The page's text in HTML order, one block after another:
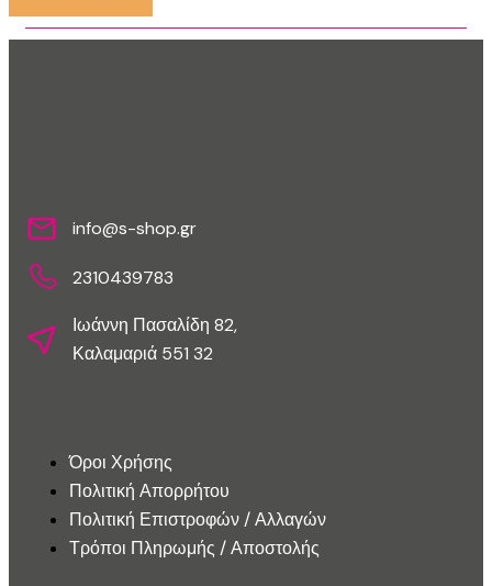
info@s-shop.gr
2310439783
Ιωάννη Πασαλίδη 82,
Καλαμαριά 551 32
Όροι Χρήσης
Πολιτική Απορρήτου
Πολιτική Επιστροφών / Αλλαγών
Τρόποι Πληρωμής / Αποστολής